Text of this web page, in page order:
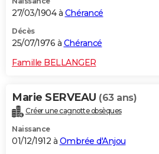
27/03/1904 à Chérancé
Décès
25/07/1976 à Chérancé
Famille BELLANGER
Marie SERVEAU (63 ans)
Créer une cagnotte obsèques
Naissance
01/12/1912 à Ombrée d'Anjou